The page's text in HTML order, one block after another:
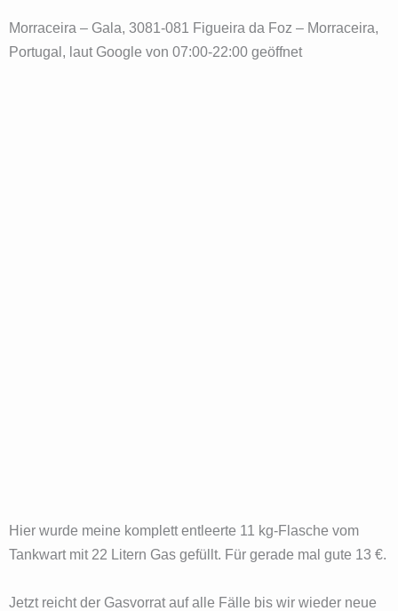
Morraceira – Gala, 3081-081 Figueira da Foz – Morraceira,
Portugal, laut Google von 07:00-22:00 geöffnet
Hier wurde meine komplett entleerte 11 kg-Flasche vom
Tankwart mit 22 Litern Gas gefüllt. Für gerade mal gute 13 €.
Jetzt reicht der Gasvorrat auf alle Fälle bis wir wieder neue